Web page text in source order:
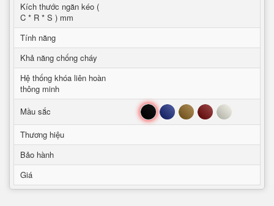
Kích thước ngăn kéo (
C * R * S ) mm
Tính năng
Khả năng chống cháy
Hệ thống khóa liên hoàn
thông minh
Mầu sắc
Đen Xanh Nâu Đỏ Trắng
Thương hiệu
Bảo hành
Giá